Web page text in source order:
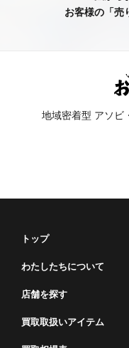
お客様の「売
地域密着型 アソビ
トップ
わたしたちについて
店舗を探す
買取取扱いアイテム